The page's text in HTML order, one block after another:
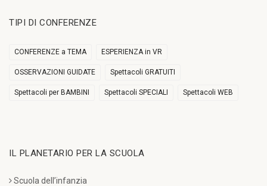
TIPI DI CONFERENZE
CONFERENZE a TEMA ESPERIENZA in VR
OSSERVAZIONI GUIDATE Spettacoli GRATUITI
Spettacoli per BAMBINI Spettacoli SPECIALI Spettacoli WEB
IL PLANETARIO PER LA SCUOLA
Scuola dell’infanzia